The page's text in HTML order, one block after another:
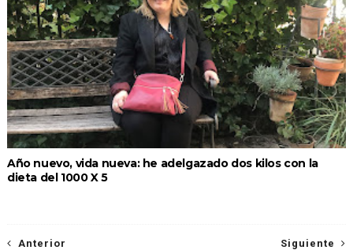
Año nuevo, vida nueva: he adelgazado dos kilos con la
dieta del 1000 X 5
Siguiente
Anterior